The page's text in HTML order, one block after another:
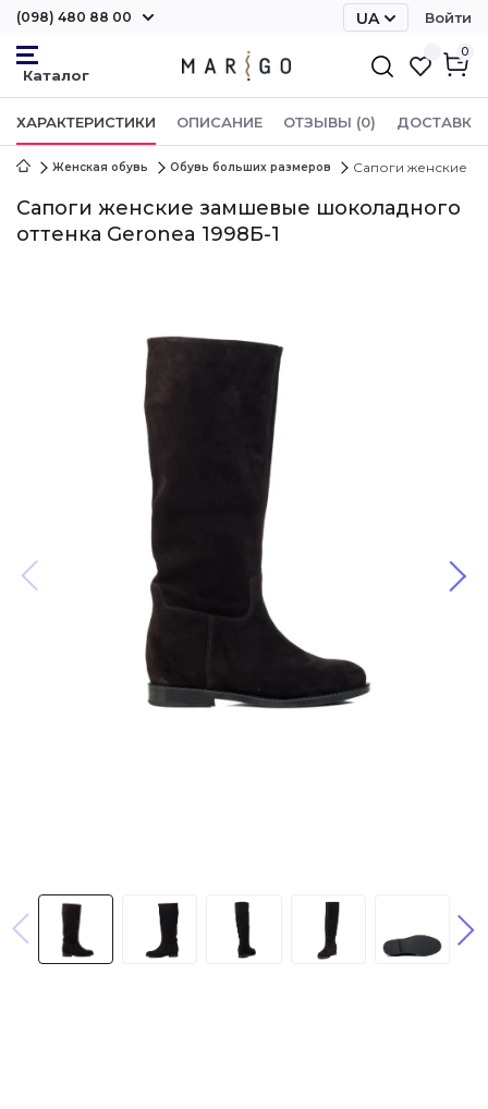
(098) 480 88 00 UA Войти
0
ХАРАКТЕРИСТИКИ ОПИСАНИЕ ОТЗЫВЫ (0) ДОСТАВКА
Женская обувь Обувь больших размеров Сапоги женские
Сапоги женские замшевые шоколадного
оттенка Geronea 1998Б-1